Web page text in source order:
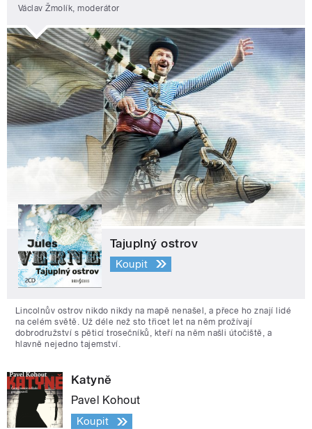
Václav Žmolík, moderátor
Tajuplný ostrov
Koupit
Lincolnův ostrov nikdo nikdy na mapě nenašel, a přece ho znají lidé
na celém světě. Už déle než sto třicet let na něm prožívají
dobrodružství s pěticí trosečníků, kteří na něm našli útočiště, a
hlavně nejedno tajemství.
Katyně
Pavel Kohout
Koupit